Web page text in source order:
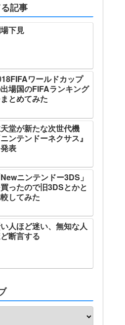
記事
下見
ワールドカップ
場国のFIFAランキング
とめてみた
堂が新たな次世代機
ニンテンドーネクサス』
表
Newニンテンドー3DS」
ったので旧3DSとかと
してみた
人ほど迷い、無知な人
断言する